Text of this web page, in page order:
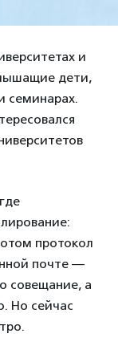
и
дети,
семинарах.
протокол
почте —
совещание, а
Но сейчас